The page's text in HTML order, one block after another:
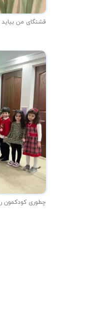
قشنگای من بيايد
چطوری کودکمون